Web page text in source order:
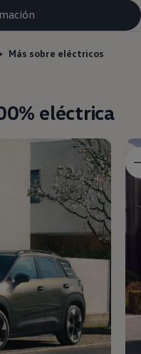
Más sobre eléctricos
eléctrica